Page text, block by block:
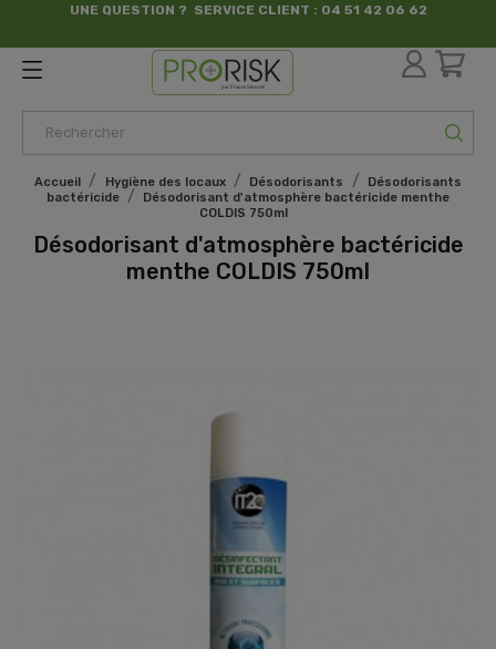
UNE QUESTION ? SERVICE CLIENT : 04 51 42 06 62
par France Sécurité
Accueil Hygiène des locaux Désodorisants
Désodorisants
bactéricide
Désodorisant d'atmosphère bactéricide menthe
COLDIS 750ml
Désodorisant d'atmosphère bactéricide
menthe COLDIS 750ml